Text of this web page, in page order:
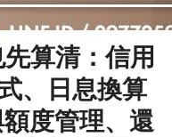
算清：信用
、日息換算
度管理、還